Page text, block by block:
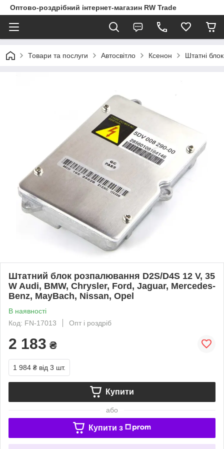
Оптово-роздрібний інтернет-магазин RW Trade
Товари та послуги Автосвітло Ксенон Штатні
Штатний блок розпалювання D2S/D4S 12 V, 35
W Audi, BMW, Chrysler, Ford, Jaguar, Mercedes-
Benz, MayBach, Nissan, Opel
В наявності
Код: FN-17013
Опт і роздріб
2 183 ₴
1 984 ₴ від 3 шт.
Купити
або
Купити з